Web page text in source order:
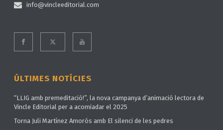
info@vincleeditorial.com
ÚLTIMES NOTÍCIES
“LLIG amb premeditació!”, la nova campanya d’animació lectora de
Vincle Editorial per a acomiadar el 2025
Torna Juli Martínez Amorós amb El silenci de les pedres